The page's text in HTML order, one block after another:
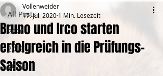
All Posts
2020
2019
2018
Bruno und Irco starten
erfolgreich in die Prüfungs-
Saison
Vollenweider
17. Juli 2020 1 Min. Lesezeit